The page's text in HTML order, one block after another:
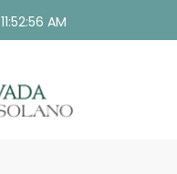
11:52:56 AM